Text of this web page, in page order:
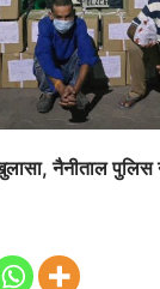
नैनीताल